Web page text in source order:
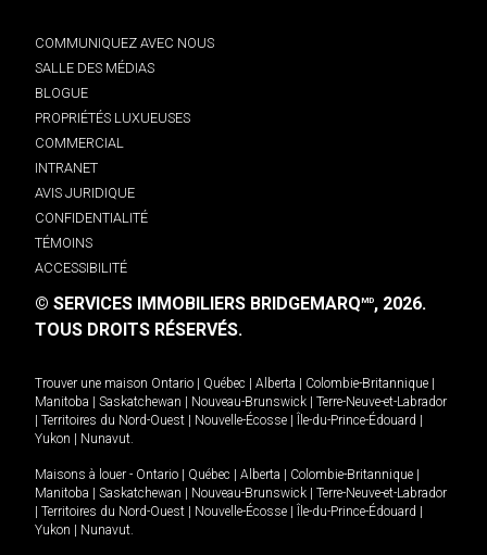
COMMUNIQUEZ AVEC NOUS
SALLE DES MÉDIAS
BLOGUE
PROPRIÉTÉS LUXUEUSES
COMMERCIAL
INTRANET
AVIS JURIDIQUE
CONFIDENTIALITÉ
TÉMOINS
ACCESSIBILITÉ
© SERVICES IMMOBILIERS BRIDGEMARQMD, 2026.
TOUS DROITS RÉSERVÉS.
Trouver une maison Ontario Québec Alberta Colombie-Britannique
Manitoba
Saskatchewan Nouveau-Brunswick
Terre-Neuve-et-Labrador
Territoires du Nord-Ouest Nouvelle-Écosse Île-du-Prince-Édouard
Yukon
Nunavut.
Maisons à louer - Ontario Québec Alberta Colombie-Britannique
Manitoba
Saskatchewan Nouveau-Brunswick
Terre-Neuve-et-Labrador
Territoires du Nord-Ouest Nouvelle-Écosse Île-du-Prince-Édouard
Yukon
Nunavut.